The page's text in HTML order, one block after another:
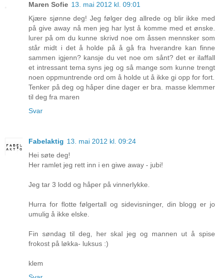
Maren Sofie 13. mai 2012 kl. 09:01
Kjære sjønne deg! Jeg følger deg allrede og blir ikke med
på give away nå men jeg har lyst å komme med et ønske.
lurer på om du kunne skrivd noe om åssen mennsker som
står midt i det å holde på å gå fra hverandre kan finne
sammen igjenn? kansje du vet noe om sånt? det er ilaffall
et intressant tema syns jeg og så mange som kunne trengt
noen oppmuntrende ord om å holde ut å ikke gi opp for fort.
Tenker på deg og håper dine dager er bra. masse klemmer
til deg fra maren
Svar
Fabelaktig 13. mai 2012 kl. 09:24
Hei søte deg!
Her ramlet jeg rett inn i en giwe away - jubi!
Jeg tar 3 lodd og håper på vinnerlykke.
Hurra for flotte følgertall og sidevisninger, din blogg er jo
umulig å ikke elske.
Fin søndag til deg, her skal jeg og mannen ut å spise
frokost på løkka- luksus :)
klem